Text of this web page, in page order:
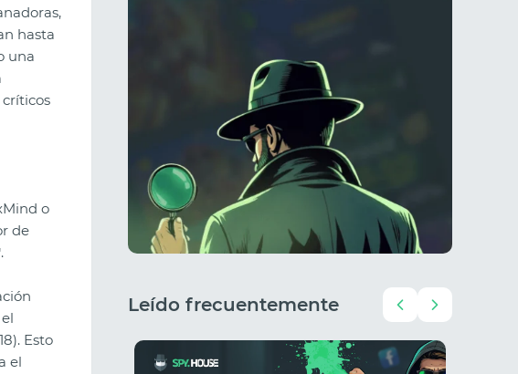
hasta
una
o
de
.
Esto
el
Leído frecuentemente